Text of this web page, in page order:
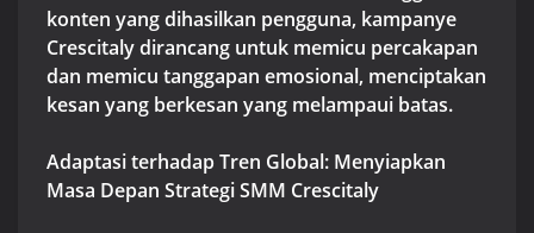
konten yang dihasilkan pengguna, kampanye
Crescitaly dirancang untuk memicu percakapan
dan memicu tanggapan emosional, menciptakan
kesan yang berkesan yang melampaui batas.
Adaptasi terhadap Tren Global: Menyiapkan
Masa Depan Strategi SMM Crescitaly